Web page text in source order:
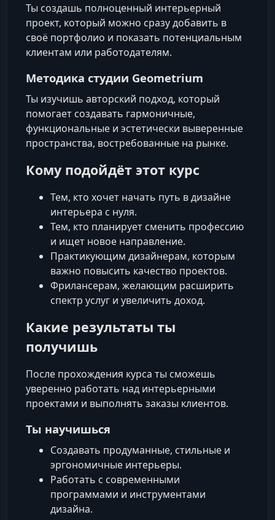
Ты создашь полноценный интерьерный
проект, который можно сразу добавить в
своё портфолио и показать потенциальным
клиентам или работодателям.
Методика студии Geometrium
Ты изучишь авторский подход, который
помогает создавать гармоничные,
функциональные и эстетически выверенные
пространства, востребованные на рынке.
Кому подойдёт этот курс
Тем, кто хочет начать путь в дизайне
интерьера с нуля.
Тем, кто планирует сменить профессию
и ищет новое направление.
Практикующим дизайнерам, которым
важно повысить качество проектов.
Фрилансерам, желающим расширить
спектр услуг и увеличить доход.
Какие результаты ты
получишь
После прохождения курса ты сможешь
уверенно работать над интерьерными
проектами и выполнять заказы клиентов.
Ты научишься
Создавать продуманные, стильные и
эргономичные интерьеры.
Работать с современными
программами и инструментами
дизайна.